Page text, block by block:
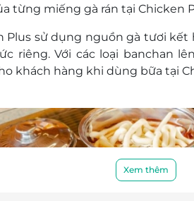
6, Phường Ninh Hiệp, Ninh Hòa, Khánh
Ranh, Khánh Hòa
KDT Vĩnh Điềm Trung, Xã Vĩnh Hiệp,
Nam Hà, Hà Tĩnh
Phú Mỹ, Bà Rịa – Vũng Tàu
từng miếng gà rán tại Chicken
Plus sử dụng nguồn gà tươi
riêng. Với các loại banchan
khách hàng khi dùng bữa tại
Xem thêm